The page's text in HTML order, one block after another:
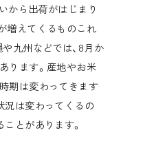
から出荷がはじまり
増えてくるものこれ
九州などでは、8月か
ります。産地やお米
期は変わってきます
況は変わってくるの
とがあります。